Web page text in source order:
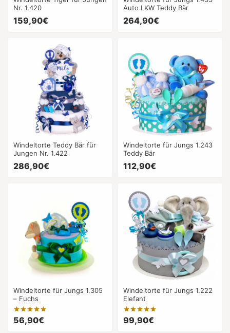
Nr. 1.420
159,90€
Auto LKW Teddy Bär
264,90€
Windeltorte Teddy Bär für
Jungen Nr. 1.422
286,90€
Windeltorte für Jungs 1.243
Teddy Bär
112,90€
Windeltorte für Jungs 1.305
– Fuchs
56,90€
Windeltorte für Jungs 1.222
Elefant
99,90€